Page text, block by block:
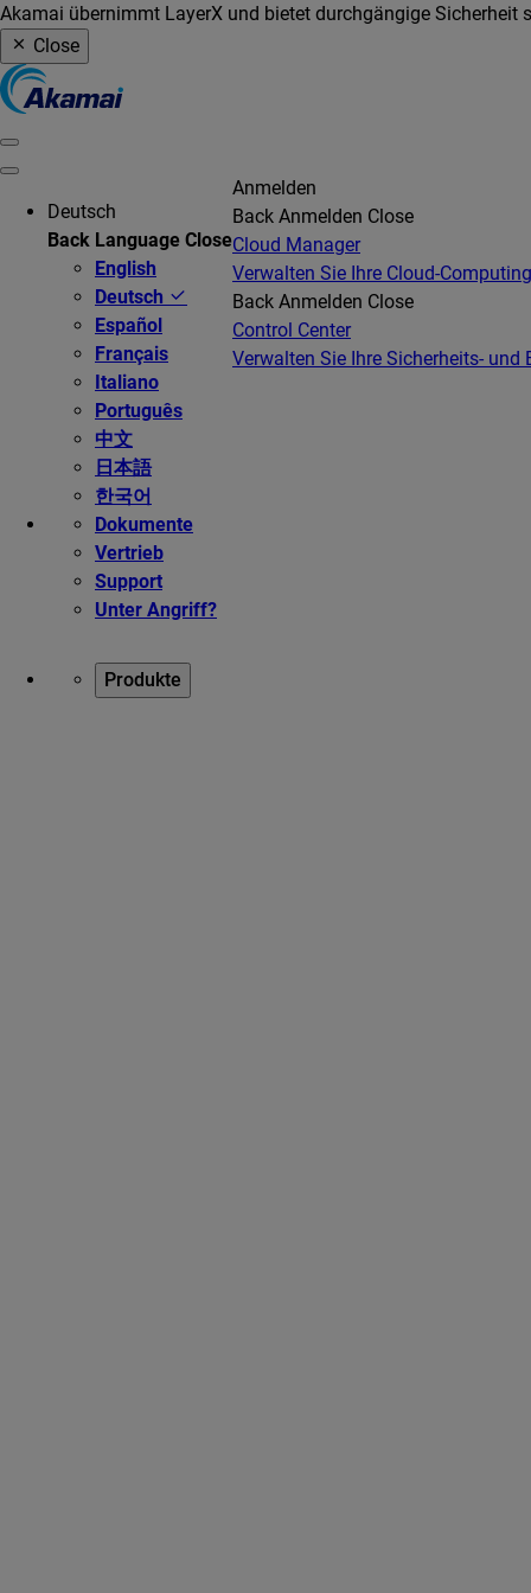
Akamai übernimmt LayerX und bietet durchgängige Sicherheit
Close
Deutsch
Back Language Close
English
Deutsch
Español
Français
Italiano
Português
中文
日本語
한국어
Dokumente
Vertrieb
Support
Unter Angriff?
Anmelden
Back Anmelden Close
Cloud Manager
Verwalten Sie Ihre Cloud-
Back Anmelden Close
Control Center
Verwalten Sie Ihre Sicherheits- und
Produkte